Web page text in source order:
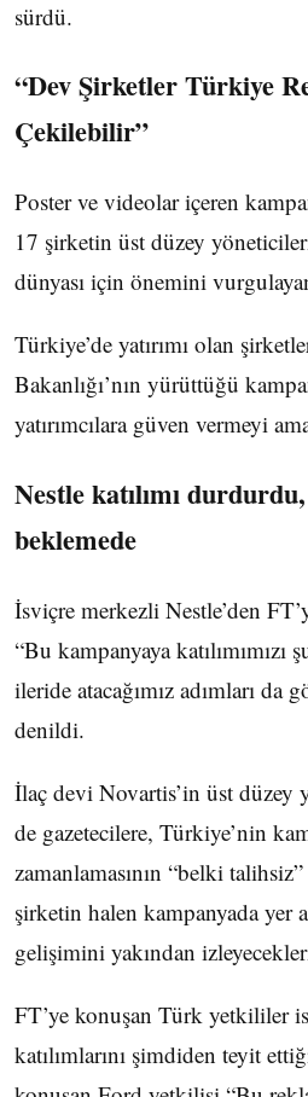
sürdü.
“Dev Şirketler Türkiye
Çekilebilir”
Poster ve videolar içeren
17 şirketin üst düzey
dünyası için önemini
Türkiye’de yatırımı olan
Bakanlığı’nın yürüttüğü
yatırımcılara güven vermeyi
Nestle katılımı
beklemede
İsviçre merkezli Nestle’den
“Bu kampanyaya
ileride atacağımız adımları da
denildi.
İlaç devi Novartis’in üst düzey
de gazetecilere, Türkiye’nin
zamanlamasının “belki
şirketin halen kampanyada yer
gelişimini yakından
FT’ye konuşan Türk yetkililer
katılımlarını şimdiden teyit